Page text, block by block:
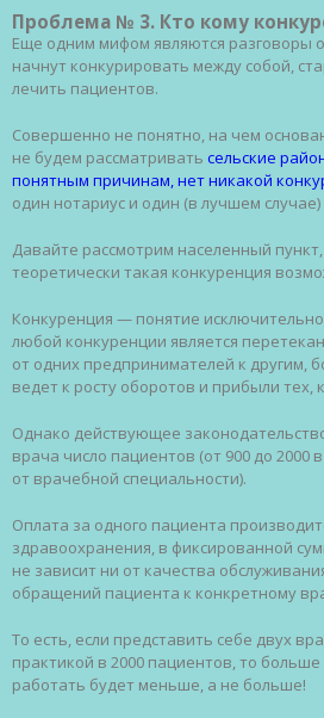
Проблема № 3. Кто кому
Еще одним мифом являются разговоры
начнут конкурировать между собой,
лечить пациентов.
Совершенно не понятно, на чем
не будем рассматривать сельские
понятным причинам, нет никакой
один нотариус и один (в лучшем случае)
Давайте рассмотрим населенный
теоретически такая конкуренция
Конкуренция — понятие
любой конкуренции является
от одних предпринимателей к другим,
ведет к росту оборотов и прибыли тех,
Однако действующее
врача число пациентов (от 900 до 2000
от врачебной специальности).
Оплата за одного пациента
здравоохранения, в фиксированной
не зависит ни от качества
обращений пациента к конкретному
То есть, если представить себе двух
практикой в 2000 пациентов, то
работать будет меньше, а не больше!